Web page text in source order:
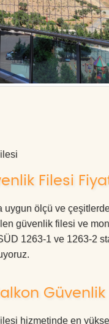
Filesi
uygun ölçü ve
güvenlik filesi ve
1263-1 ve 1263-2
hizmetinde en